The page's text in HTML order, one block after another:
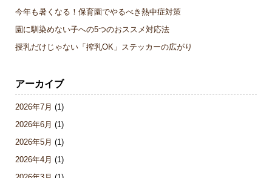
今年も暑くなる！保育園でやるべき熱中症対策
園に馴染めない子への5つのおススメ対応法
授乳だけじゃない「搾乳OK」ステッカーの広がり
アーカイブ
2026年7月 (1)
2026年6月 (1)
2026年5月 (1)
2026年4月 (1)